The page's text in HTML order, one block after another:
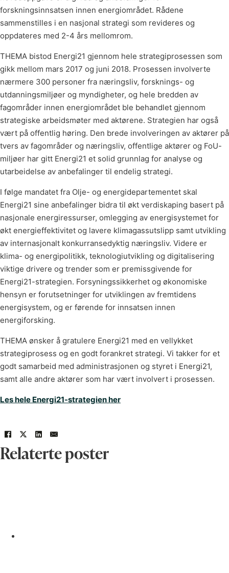
forskningsinnsatsen innen energiområdet. Rådene
sammenstilles i en nasjonal strategi som revideres og
oppdateres med 2-4 års mellomrom.
THEMA bistod Energi21 gjennom hele strategiprosessen som
gikk mellom mars 2017 og juni 2018. Prosessen involverte
nærmere 300 personer fra næringsliv, forsknings- og
utdanningsmiljøer og myndigheter, og hele bredden av
fagområder innen energiområdet ble behandlet gjennom
strategiske arbeidsmøter med aktørene. Strategien har også
vært på offentlig høring. Den brede involveringen av aktører på
tvers av fagområder og næringsliv, offentlige aktører og FoU-
miljøer har gitt Energi21 et solid grunnlag for analyse og
utarbeidelse av anbefalinger til endelig strategi.
I følge mandatet fra Olje- og energidepartementet skal
Energi21 sine anbefalinger bidra til økt verdiskaping basert på
nasjonale energiressurser, omlegging av energisystemet for
økt energieffektivitet og lavere klimagassutslipp samt utvikling
av internasjonalt konkurransedyktig næringsliv. Videre er
klima- og energipolitikk, teknologiutvikling og digitalisering
viktige drivere og trender som er premissgivende for
Energi21-strategien. Forsyningssikkerhet og økonomiske
hensyn er forutsetninger for utviklingen av fremtidens
energisystem, og er førende for innsatsen innen
energiforsking.
THEMA ønsker å gratulere Energi21 med en vellykket
strategiprosess og en godt forankret strategi. Vi takker for et
godt samarbeid med administrasjonen og styret i Energi21,
samt alle andre aktører som har vært involvert i prosessen.
Les hele Energi21-strategien her
Relaterte poster